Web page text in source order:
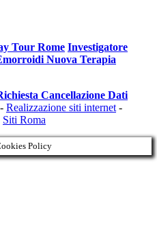
Tour Rome Investigatore
Nuova Terapia
Cancellazione Dati
Realizzazione siti internet -
Siti Roma
Policy